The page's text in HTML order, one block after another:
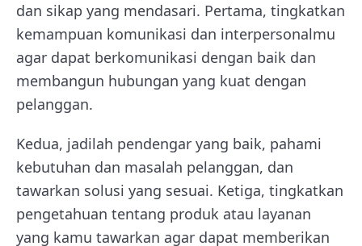
dan sikap yang mendasari. Pertama, tingkatkan
kemampuan komunikasi dan interpersonalmu
agar dapat berkomunikasi dengan baik dan
membangun hubungan yang kuat dengan
pelanggan.
Kedua, jadilah pendengar yang baik, pahami
kebutuhan dan masalah pelanggan, dan
tawarkan solusi yang sesuai. Ketiga, tingkatkan
pengetahuan tentang produk atau layanan
yang kamu tawarkan agar dapat memberikan